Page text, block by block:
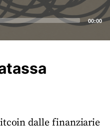
00:00
dalle finanziarie